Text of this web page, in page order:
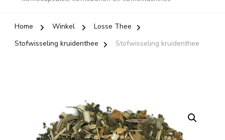
Home Winkel
Losse Thee
Stofwisseling kruidenthee
Stofwisseling kruidenthee